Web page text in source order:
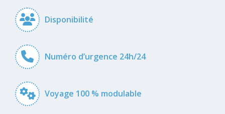
Disponibilité
Numéro d’urgence 24h/24
Voyage 100 % modulable